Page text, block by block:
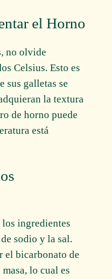
el Horno
no olvide
Celsius. Esto es
sus galletas se
la textura
de horno puede
está
ingredientes
sodio y la sal.
el bicarbonato de
lo cual es